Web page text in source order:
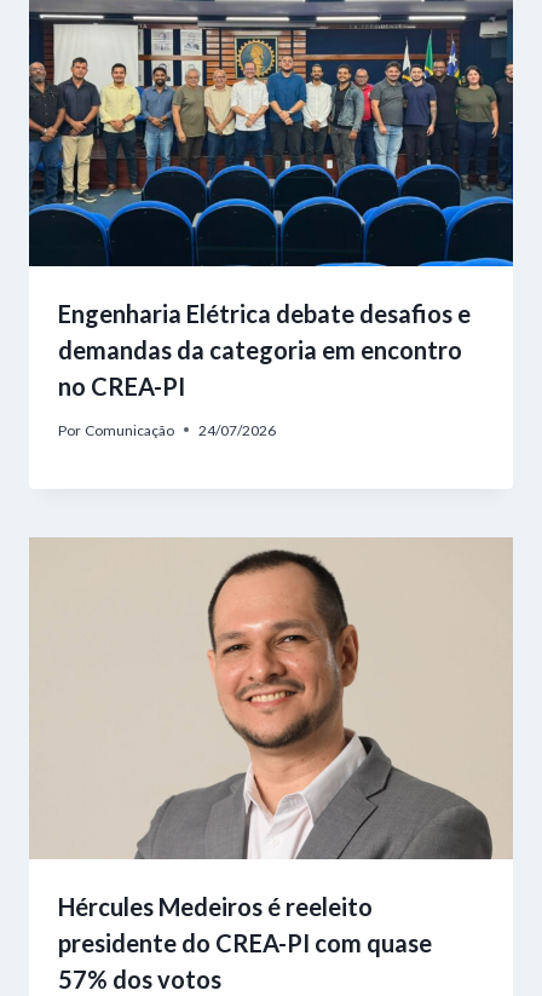
Engenharia Elétrica debate desafios e
demandas da categoria em encontro
no CREA-PI
Por Comunicação 24/07/2026
Hércules Medeiros é reeleito
presidente do CREA-PI com quase
57% dos votos